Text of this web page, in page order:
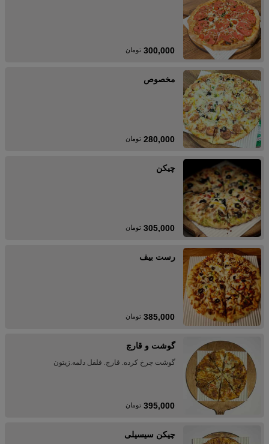
300,000 تومان
مخصوص
280,000 تومان
چیکن
305,000 تومان
رست بیف
385,000 تومان
گوشت و قارچ
گوشت چرخ کرده. قارچ. فلفل دلمه.زیتون
395,000 تومان
چیکن سیسیلی